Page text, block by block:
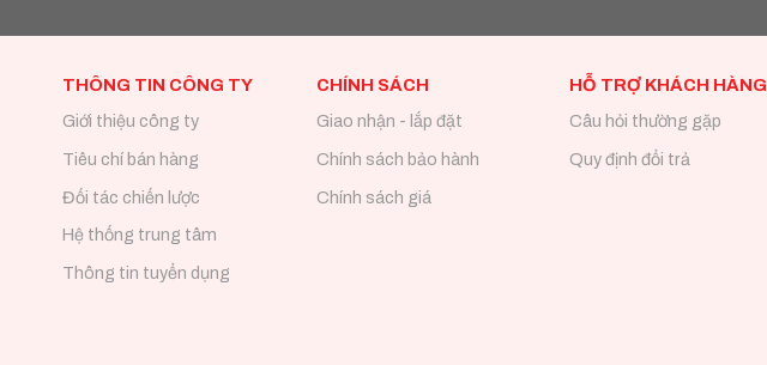
THÔNG TIN CÔNG TY
Giới thiệu công ty
Tiêu chí bán hàng
Đối tác chiến lược
Hệ thống trung tâm
Thông tin tuyển dụng
CHÍNH SÁCH
Giao nhận - lắp đặt
Chính sách bảo hành
Chính sách giá
HỖ TRỢ KHÁCH HÀNG
Câu hỏi thường gặp
Quy định đổi trả